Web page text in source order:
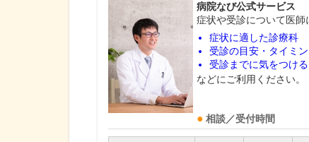
病院なび公式サービス
症状や受診について医師
症状に適した診療科
受診の目安・タイミ
受診までに気をつける
などにご利用ください。
相談／受付時間